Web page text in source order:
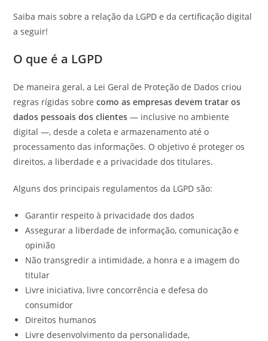
Saiba mais sobre a relação da LGPD e da certificação digital
a seguir!
O que é a LGPD
De maneira geral, a Lei Geral de Proteção de Dados criou
regras rígidas sobrecomo as empresas devem tratar os
dados pessoais dos clientes — inclusive no ambiente
digital —, desde a coleta e armazenamento até o
processamento das informações. O objetivo é proteger os
direitos, a liberdade e a privacidade dos titulares.
Alguns dos principais regulamentos da LGPD são:
Garantir respeito à privacidade dos dados
Assegurar a liberdade de informação, comunicação e
opinião
Não transgredir a intimidade, a honra e a imagem do
titular
Livre iniciativa, livre concorrência e defesa do
consumidor
Direitos humanos
Livre desenvolvimento da personalidade,